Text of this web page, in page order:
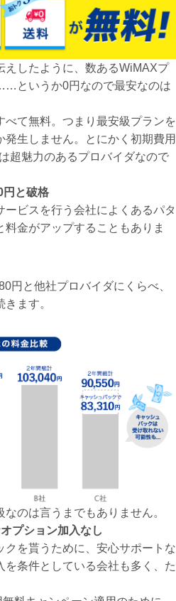
えしたように、数あるWiMAXプ
というか0円なので最安なのは
べて無料。つまり最安級プランを
生しません。とにかく初期費用
超魅力のあるプロバイダなので
と破格
ビスを行う会社によくあるパタ
金がアップすることもありま
円と他社プロバイダにくらべ、
ます。
のは言うまでもありません。
プション加入なし
を貰うために、安心サポートな
を条件としている会社も多く、た